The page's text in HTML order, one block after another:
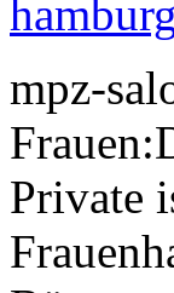
mpz-
Private